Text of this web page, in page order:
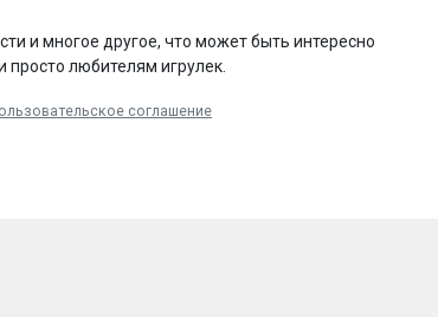
и многое другое, что может быть интересно
просто любителям игрулек.
соглашение